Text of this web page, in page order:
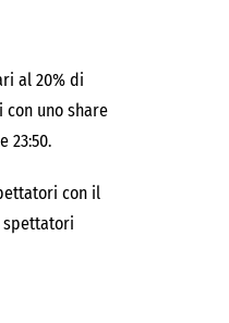
al 20% di
con uno share
23:50.
con il
spettatori